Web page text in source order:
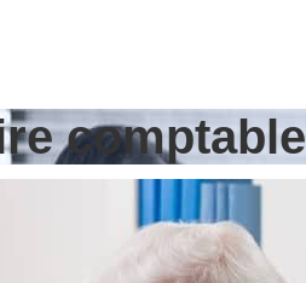
comptable